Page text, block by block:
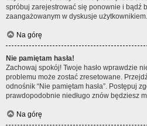
spróbuj zarejestrować się ponownie i bądź
zaangażowanym w dyskusje użytkownikiem.
Na górę
Nie pamiętam hasła!
Zachowaj spokój! Twoje hasło wprawdzie
problemu może zostać zresetowane.
odnośnik “Nie pamiętam hasła”. Postępuj
prawdopodobnie niedługo znów będziesz
Na górę